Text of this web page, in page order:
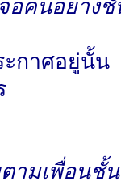
อคนอย่างชั้
กาศอยู่นั้น
ามเพื่อนชั้